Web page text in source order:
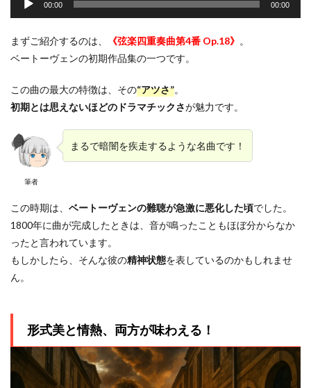
プ
レ
ー
ー
00:00 00:00
まずご紹介するのは、 《弦楽四重奏曲第4番 Op.18》 。
ベートーヴェンの初期作品集の一つです。
この曲の最大の特徴は、その“アツさ”。
初期とは思えないほどのドラマチックさが魅力です。
筆者
まるで暗闇を疾走するような名曲です！
この時期は、 ベートーヴェンの難聴が急激に悪化した頃でした。
1800年に曲が完成したときは、音が鳴ったこともほぼ分からなか
ったと言われています。
もしかしたら、そんな彼の精神状態を表しているのかもしれませ
ん。
形式美と情熱、両方が味わえる！